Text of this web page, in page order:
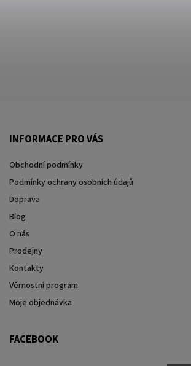
INFORMACE PRO VÁS
Obchodní podmínky
Podmínky ochrany osobních údajů
Doprava
Blog
O nás
Prodejny
Kontakty
Věrnostní program
Moje objednávka
FACEBOOK